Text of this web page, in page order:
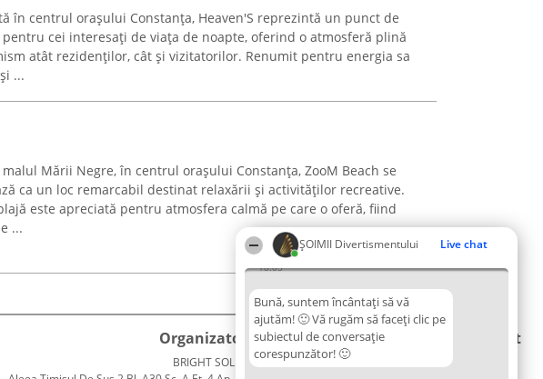
ŞOIMII Divertismentului Live chat
18:05
Bună, suntem încântați să vă
ajutăm! 🙂 Vă rugăm să faceți clic pe
subiectul de conversație
corespunzător! 🙂
în centrul orașului Constanța, Heaven'S reprezintă un punct de
cei interesați de viața de noapte, oferind o atmosferă plină
atât rezidenților, cât și vizitatorilor. Renumit pentru energia sa
...
Mării Negre, în centrul orașului Constanța, ZooM Beach se
ca un loc remarcabil destinat relaxării și activităților recreative.
este apreciată pentru atmosfera calmă pe care o oferă, fiind
...
Organizator Ranking
BRIGHT SOLUTIONS BR SRL
Plebiscyt Contact